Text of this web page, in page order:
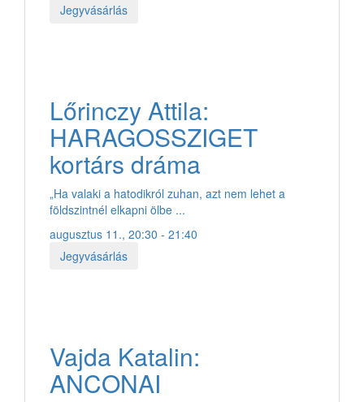
Jegyvásárlás
Lőrinczy Attila:
HARAGOSSZIGET
kortárs dráma
„Ha valaki a hatodikról zuhan, azt nem lehet a
földszintnél elkapni ölbe ...
augusztus 11., 20:30 - 21:40
Jegyvásárlás
Vajda Katalin:
ANCONAI